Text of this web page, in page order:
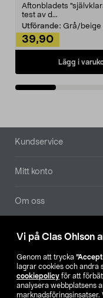
Vi på Clas Ohlson
Genom att trycka
lagrar cookies och andra
cookiepolicy för att
analysera webbplatsens
marknadsföringsinsatser.
Aftonbladets
test av d...
Utförande: Grå/beige
39,90
Lägg i
Sidfot
Kundservice
Mitt konto
Om oss
Aktuellt
Våra bolag